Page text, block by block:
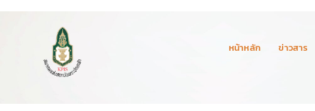
หน้าหลัก ข่าวสาร